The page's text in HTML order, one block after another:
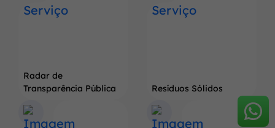
Radar de
Transparência Pública
Resíduos Sólidos